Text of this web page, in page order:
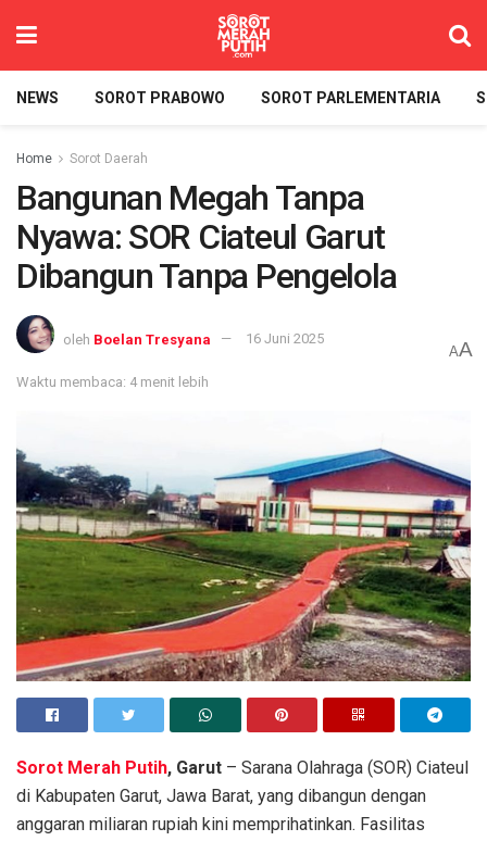
NEWS SOROT PRABOWO SOROT PARLEMENTARIA
Home Sorot Daerah
Bangunan Megah Tanpa
Nyawa: SOR Ciateul Garut
Dibangun Tanpa Pengelola
oleh Boelan Tresyana 16 Juni 2025
Waktu membaca: 4 menit lebih
AA
Sorot Merah Putih, Garut – Sarana Olahraga (SOR) Ciateul
di Kabupaten Garut, Jawa Barat, yang dibangun dengan
anggaran miliaran rupiah kini memprihatinkan. Fasilitas